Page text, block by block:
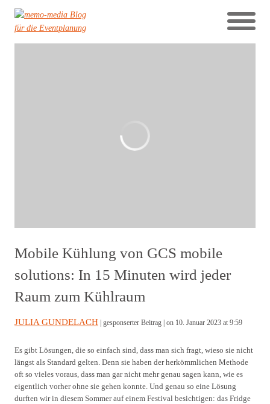
Mobile Kühlung von GCS mobile
solutions: In 15 Minuten wird jeder
Raum zum Kühlraum
JULIA GUNDELACH | gesponserter Beitrag | on 10. Januar 2023 at 9:59
Es gibt Lösungen, die so einfach sind, dass man sich fragt, wieso sie nicht
längst als Standard gelten. Denn sie haben der herkömmlichen Methode
oft so vieles voraus, dass man gar nicht mehr genau sagen kann, wie es
eigentlich vorher ohne sie gehen konnte. Und genau so eine Lösung
durften wir in diesem Sommer auf einem Festival besichtigen: das Fridge